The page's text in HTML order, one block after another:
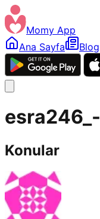
Momy App
Ana Sayfa
Blog
esra246_-_
Konular